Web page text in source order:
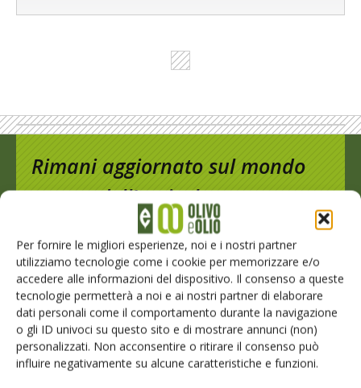
Per fornire le migliori esperienze, noi e i nostri partner
utilizziamo tecnologie come i cookie per memorizzare e/o
accedere alle informazioni del dispositivo. Il consenso a queste
tecnologie permetterà a noi e ai nostri partner di elaborare
dati personali come il comportamento durante la navigazione
o gli ID univoci su questo sito e di mostrare annunci (non)
personalizzati. Non acconsentire o ritirare il consenso può
influire negativamente su alcune caratteristiche e funzioni.
Rimani aggiornato sul mondo
dell’agricoltura
Iscriviti alle nostre newsletter